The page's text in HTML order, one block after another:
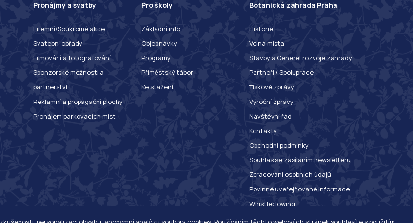
Pronájmy a svatby
Firemní/Soukromé akce
Svatební obřady
Filmování a fotografování
Sponzorské možnosti a
partnerství
Reklamní a propagační plochy
Pronájem parkovacích míst
Pro školy
Základní info
Objednávky
Programy
Příměstský tábor
Ke stažení
Botanická zahrada Praha
Historie
Volná místa
Stavby a Generel rozvoje zahrady
Partneři / Spolupráce
Tiskové zprávy
Výroční zprávy
Návštěvní řád
Kontakty
Obchodní podmínky
Souhlas se zasíláním newsletteru
Zpracování osobních údajů
Povinné uveřejňované informace
Whistleblowing